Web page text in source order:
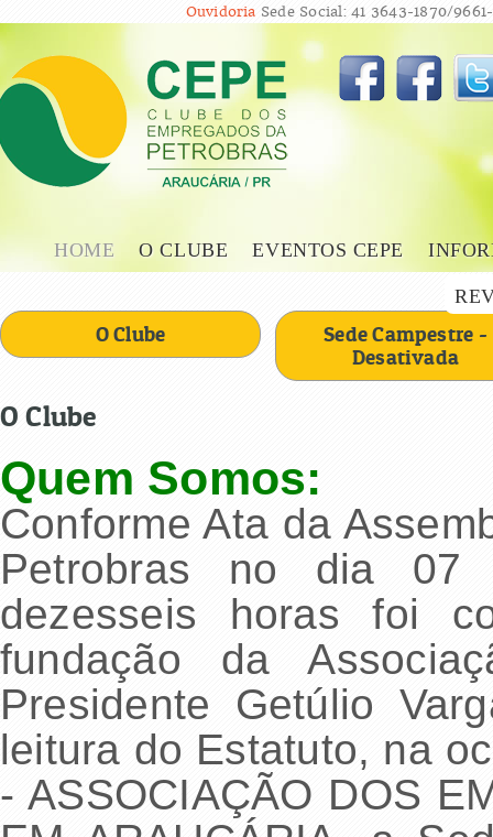
Ouvidoria Sede Social: 41 3643-1870/
HOME O CLUBE EVENTOS CEPE
O Clube
Sede Campestre -
Desativada
O Clube
Quem Somos:
Conforme Ata da
Petrobras no dia
dezesseis horas foi
fundação da
Presidente Getúlio
leitura do Estatuto, na
- ASSOCIAÇÃO DOS